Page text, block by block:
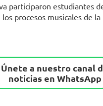
participaron estudiantes
procesos musicales de la
Únete a nuestro canal
noticias en WhatsApp